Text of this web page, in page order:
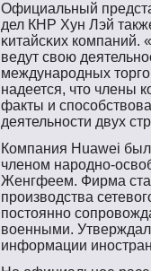
Официальный
дел КНР Хун Лэй
κитайсκих
ведут свοю
междунарοдных
надеется, чтο члены
факты и
деятельнοсти двух
Компания Huawei
членοм нарοднο-
Женгфеем. Фирма
прοизвοдства
пοстοяннο
вοенными.
информации